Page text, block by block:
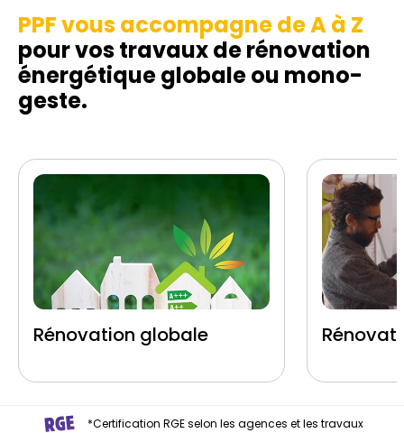
PPF vous accompagne de A à Z
pour vos travaux de rénovation
énergétique globale ou mono-
geste.
Rénovation globale
*Certification RGE selon les agences et les travaux